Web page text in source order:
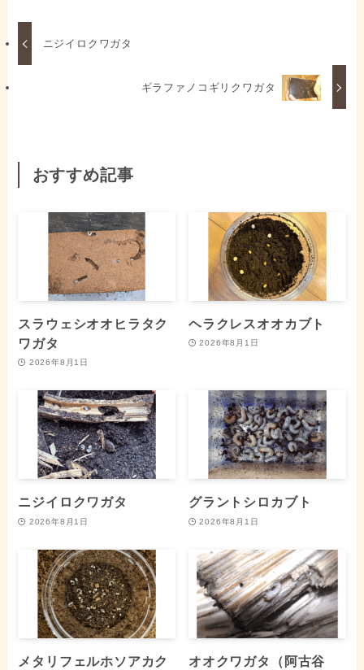
ニジイロクワガタ
ギラファノコギリクワガタ
おすすめ記事
スラウェシオオヒラタク
ワガタ
2026年8月1日
ヘラクレスオオカブト
2026年8月1日
ニジイロクワガタ
2026年8月1日
グラントシロカブト
2026年8月1日
メタリフェルホソアカク
オオクワガタ（阿古谷